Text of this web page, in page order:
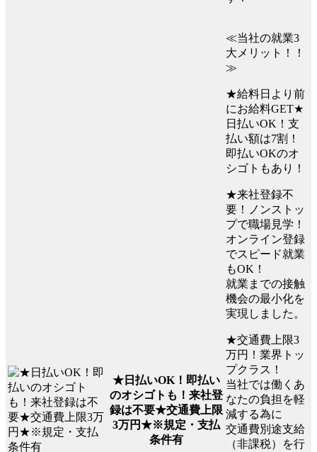
★日払いOK！即払い
のオシゴトも！来社登
録は不要★交通費上限
3万円★※規定・支払
条件有
≪当社の就業3
大メリット！！
≫
★給料日より前
にお給料GET★
日払いOK！支
払い額は7割！
即払いOKのオ
シゴトもあり！
★来社登録不
要！ノンストッ
プで職場見学！
オンライン登録
でスピード就業
もOK！
就業までの接触
機会の最小化を
実現しました。
★交通費上限3
万円！業界トッ
プクラス！
当社では働くあ
なたの負担を軽
減する為に
交通費別途支給
（非課税）を行